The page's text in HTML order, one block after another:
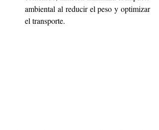
ambiental al reducir el peso y optimizar
el transporte.